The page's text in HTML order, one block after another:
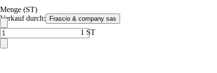
Verkauf durch: Frascio & company sas
Menge (ST)
1 ST